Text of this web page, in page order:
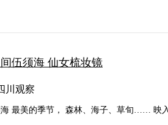
伍须海 仙女梳妆镜
川观察
最美的季节， 森林、海子、草旬…… 映